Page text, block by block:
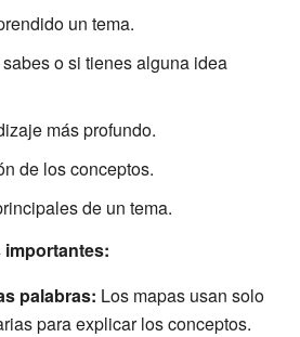
un tema.
o si tienes alguna idea
más profundo.
de los conceptos.
de un tema.
palabras: Los mapas usan solo
para explicar los conceptos.